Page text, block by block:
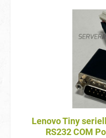
Lenovo Tiny
RS232 COM